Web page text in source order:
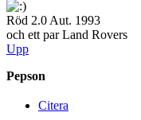
Röd 2.0 Aut. 1993
och ett par Land Rovers
Upp
Pepson
Citera